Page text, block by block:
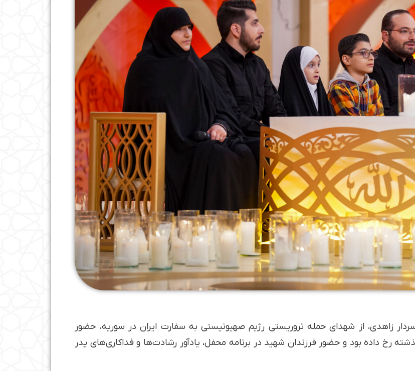
زاهدی، از شهدای حمله تروریستی رژیم صهیونیستی به سفارت ایران در سوریه، حضور
رخ داده بود و حضور فرزندان شهید در برنامه محفل، یادآور رشادت‌ها و فداکاری‌های پدر